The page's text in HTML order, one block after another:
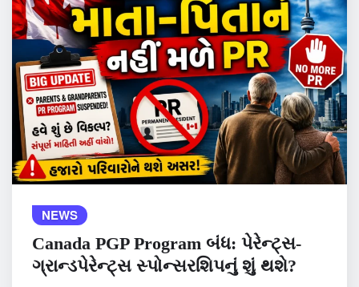
NEWS
Canada PGP Program બંધ: પેરેન્ટ્સ-
ગ્રાન્ડપેરેન્ટ્સ સ્પોન્સરશિપનું શું થશે?